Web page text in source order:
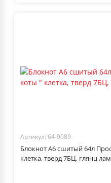
Артикул: 64-9089
Блокнот А6 сшитый 64л
клетка, тверд 7БЦ, глянц лам